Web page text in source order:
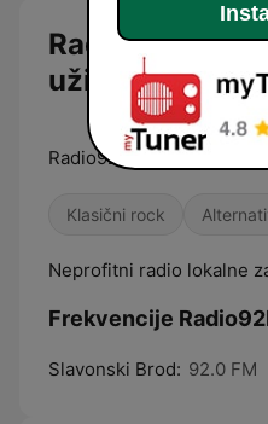
Radio 92 FM
uživo
Radio92 lokalni a dobar
Klasični rock
Neprofitni radio lokalne
Frekvencije
Slavonski Brod: 92.0 FM